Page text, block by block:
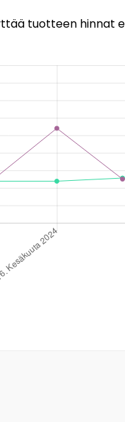
tuotteen hinnat